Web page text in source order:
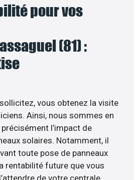
pour vos
(81) :
vous obtenez la visite
Ainsi, nous sommes en
l’impact de
solaires. Notamment, il
toute pose de panneaux
rentabilité future que vous
de votre centrale